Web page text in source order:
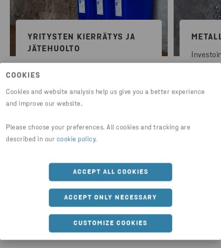
COOKIES
Cookies and website analysis help us give you a better experience
and improve our website.
Please choose your preferences. All cookies and tracking are
described in our cookie policy.
ACCEPT ALL COOKIES
ACCEPT ONLY NECESSARY
CUSTOMIZE COOKIES
YRITYSTEN KIERRÄTYS JA
JÄTEHUOLTO
tyhjennykset kaikille yrityksesi
jätejakeille - oli sitten kyseessä
esimerkiksi metalli, rauta, pahvi,
meiltä kaiken tarvittavan yrityksen
kierrätyksen ja jätehuollon
nostamiseen.